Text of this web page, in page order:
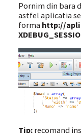
Pornim din bara
astfel aplicatia
forma http://
Tip:recomand